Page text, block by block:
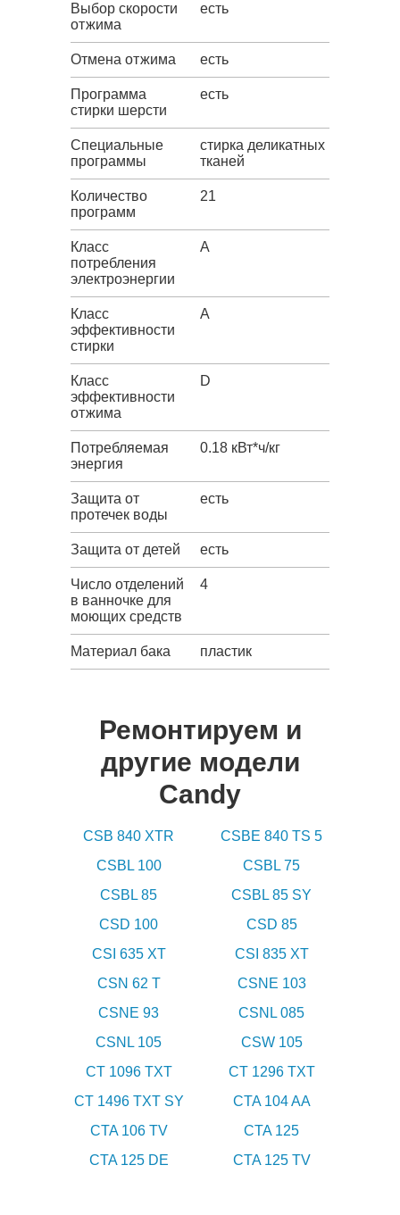
Выбор скорости
отжима
есть
Отмена отжима есть
Программа
стирки шерсти
есть
Специальные
программы
стирка деликатных
тканей
Количество
программ
21
Класс
потребления
электроэнергии
A
Класс
эффективности
стирки
A
Класс
эффективности
отжима
D
Потребляемая
энергия
0.18 кВт*ч/кг
Защита от
протечек воды
есть
Защита от детей есть
Число отделений
в ванночке для
моющих средств
4
Материал бака пластик
Ремонтируем и
другие модели
Candy
CSB 840 XTR
CSBE 840 TS 5
CSBL 100
CSBL 75
CSBL 85
CSBL 85 SY
CSD 100
CSD 85
CSI 635 XT
CSI 835 XT
CSN 62 T
CSNE 103
CSNE 93
CSNL 085
CSNL 105
CSW 105
CT 1096 TXT
CT 1296 TXT
CT 1496 TXT SY
CTA 104 AA
CTA 106 TV
CTA 125
CTA 125 DE
CTA 125 TV